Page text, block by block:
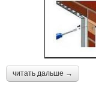
читать дальше →